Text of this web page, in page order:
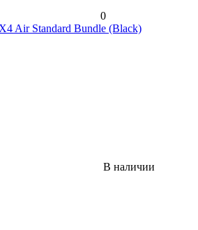
0
Air Standard Bundle (Black)
В наличии